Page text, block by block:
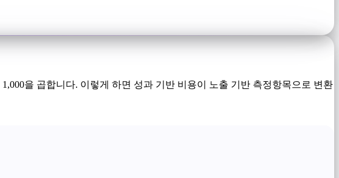
을 곱합니다. 이렇게 하면 성과 기반 비용이 노출 기반 측정항목으로 변환